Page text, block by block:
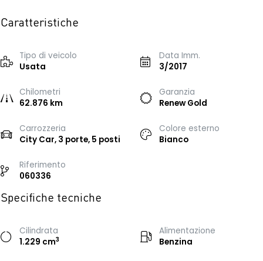
Caratteristiche
Tipo di veicolo
Usata
Data Imm.
3/2017
Chilometri
62.876 km
Garanzia
Renew Gold
Carrozzeria
City Car, 3 porte, 5 posti
Colore esterno
Bianco
Riferimento
060336
Specifiche tecniche
Cilindrata
1.229 cm3
Alimentazione
Benzina